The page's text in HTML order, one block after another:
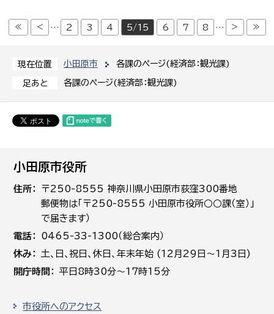
現在位置 小田原市 各課のページ(経済部：観光課)
足あと 各課のページ(経済部：観光課)
≪ < … 2 3 4 5/15 6 7 8 … > ≫
小田原市役所
住所
〒250-8555 神奈川県小田原市荻窪300番地
郵便物は「〒250-8555 小田原市役所○○課（室）」
で届きます）
電話
0465-33-1300（総合案内）
休み
土､日､祝日、休日、年末年始 (12月29日～1月3日)
開庁時間
平日8時30分～17時15分
市役所へのアクセス